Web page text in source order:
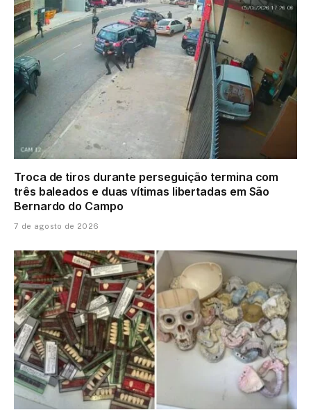
Troca de tiros durante perseguição termina com
três baleados e duas vítimas libertadas em São
Bernardo do Campo
7 de agosto de 2026